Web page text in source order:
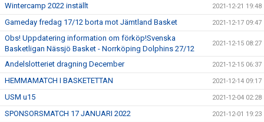
Wintercamp 2022 inställt 2021-12-21 19:48
Gameday fredag 17/12 borta mot Jämtland Basket 2021-12-17 09:47
Obs! Uppdatering information om förköp!Svenska
Basketligan Nässjö Basket - Norrköping Dolphins 27/12
2021-12-15 08:27
Andelslotteriet dragning December 2021-12-15 06:37
HEMMAMATCH I BASKETETTAN 2021-12-14 09:17
USM u15 2021-12-04 02:28
SPONSORSMATCH 17 JANUARI 2022 2021-12-01 19:23